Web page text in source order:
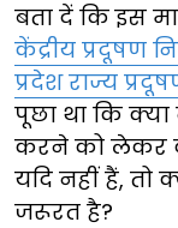
बता दें कि इस
केंद्रीय प्रदूषण
प्रदेश राज्य
पूछा था कि क्या
करने को लेकर
यदि नहीं हैं, तो
जरूरत है?